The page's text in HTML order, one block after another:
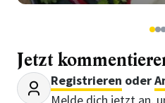
12
Jetzt
Registrieren oder